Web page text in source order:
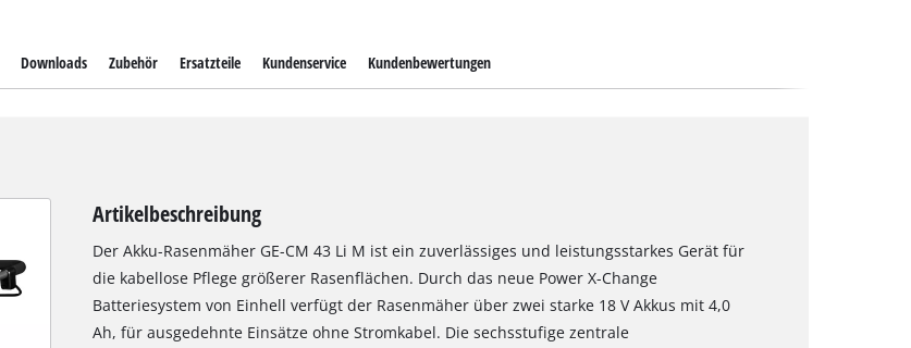
Downloads Zubehör Ersatzteile Kundenservice Kundenbewertungen
Artikelbeschreibung
Der Akku-Rasenmäher GE-CM 43 Li M ist ein zuverlässiges und leistungsstarkes Gerät für
die kabellose Pflege größerer Rasenflächen. Durch das neue Power X-Change
Batteriesystem von Einhell verfügt der Rasenmäher über zwei starke 18 V Akkus mit 4,0
Ah, für ausgedehnte Einsätze ohne Stromkabel. Die sechsstufige zentrale